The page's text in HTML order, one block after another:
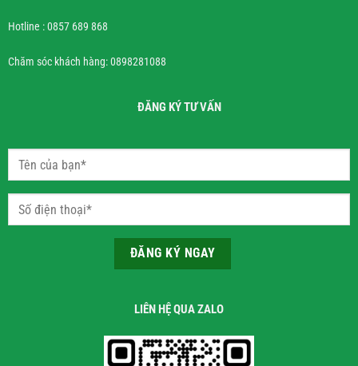
Hotline : 0857 689 868
Chăm sóc khách hàng: 0898281088
ĐĂNG KÝ TƯ VẤN
LIÊN HỆ QUA ZALO